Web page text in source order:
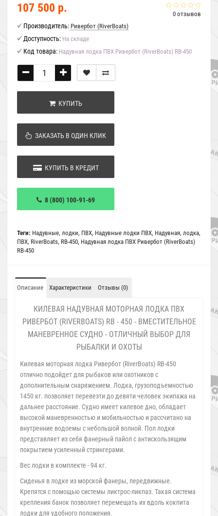
0 отзывов
107 500 р.
Производитель: Ривербот (RiverBoats)
Доступность: На складе
Код товара: Надувная лодка ПВХ Ривербот (RiverBoats) RB-450
КУПИТЬ
ЗАКАЗАТЬ В ОДИН КЛИК
КУПИТЬ В КРЕДИТ
8 (800) 100-91-69
Теги: Надувные, лодки, ПВХ, Надувные лодки ПВХ, Надувная, лодка,
ПВХ, RiverBoats, RB-450, Надувная лодка ПВХ Ривербот (RiverBoats)
RB-450
Описание Характеристики Отзывы (0)
КИЛЕВАЯ НАДУВНАЯ МОТОРНАЯ ЛОДКА ПВХ
РИВЕРБОТ (RIVERBOATS) RB - 450 - ВМЕСТИТЕЛЬНОЕ
МАНЕВРЕННОЕ СУДНО - ОТЛИЧНЫЙ ВЫБОР ДЛЯ
РЫБАЛКИ И ОХОТЫ
Килевая моторная лодка Ривербот (RiverBoats) RB-450
отлично подойдет для рыбаков или охотников с
дополнительным снаряжением. Лодка, грузоподъемностью
1450 кг. позволяет перевезти до девяти человек экипажа на
дальнее расстояние. Судно имеет килевое дно, обладает
высокой маневренностью и мобильностью и рассчитано на
внутренние водоемы с небольшой волной. Пол лодки
представляет из себя фанерный пайол с антискользящим
покрытием усиленный стрингерами.
Вес лодки в комплекте - 94 кг.
Сиденья в лодке из морской фанеры, передвижные.
Крепятся с помощью системы ликтрос-ликпаз. Такая система
крепления банок позволяет перемещать их вдоль кокпита
лодки для удобного положения.